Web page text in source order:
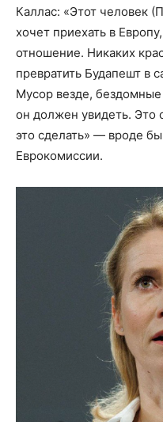
Каллас: «Этот человек
хочет приехать в
отношение. Никаких
превратить Будапешт в
Мусор везде, бездомные
он должен увидеть. Это
это сделать» — вроде
Еврокомиссии.